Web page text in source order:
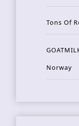
Tons Of
Norway